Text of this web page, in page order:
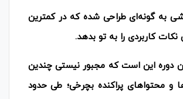
به گونه‌ای طراحی شده که در کمترین
نکات کاربردی را به تو بدهد.
دوره این است که مجبور نیستی چندین
و محتواهای پراکنده بچرخی؛ طی حدود